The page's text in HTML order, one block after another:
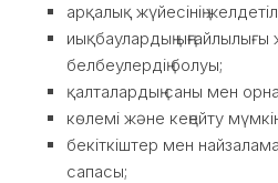
арқалық жүйесінің
иықбаулардың
белбеулердің болуы;
қалталардың саны мен
көлемі және кеңейту
бекіткіштер мен
сапасы;